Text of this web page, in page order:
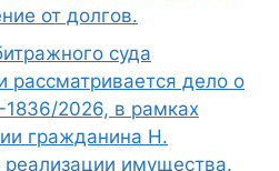
от долгов.
суда
рассматривается дело о
2026, в рамках
гражданина Н.
имущества.